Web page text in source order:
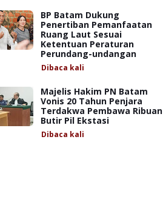
BP Batam Dukung
Penertiban Pemanfaatan
Ruang Laut Sesuai
Ketentuan Peraturan
Perundang-undangan
Dibaca kali
Majelis Hakim PN Batam
Vonis 20 Tahun Penjara
Terdakwa Pembawa Ribuan
Butir Pil Ekstasi
Dibaca kali